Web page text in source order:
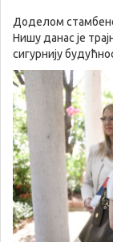
Доделом
Нишу данас је
сигурнију